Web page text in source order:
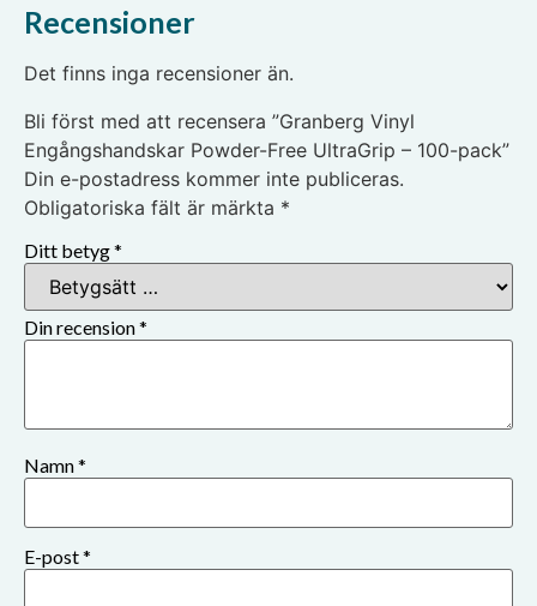
Recensioner
Det finns inga recensioner än.
Bli först med att recensera ”Granberg Vinyl
Engångshandskar Powder-Free UltraGrip – 100-pack”
Din e-postadress kommer inte publiceras.
Obligatoriska fält är märkta *
Ditt betyg*
Din recension*
Namn*
E-post*